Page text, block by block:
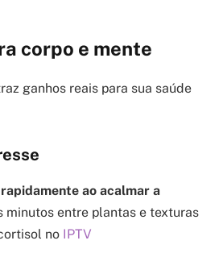
corpo e mente
ganhos reais para sua saúde
ao acalmar a
minutos entre plantas e texturas
no IPTV